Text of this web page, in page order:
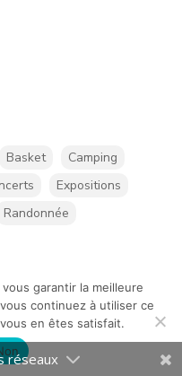
Basket
Camping
Expositions
Randonnée
légales| Création de
garantir la meilleure
continuez à utiliser ce
en êtes satisfait.